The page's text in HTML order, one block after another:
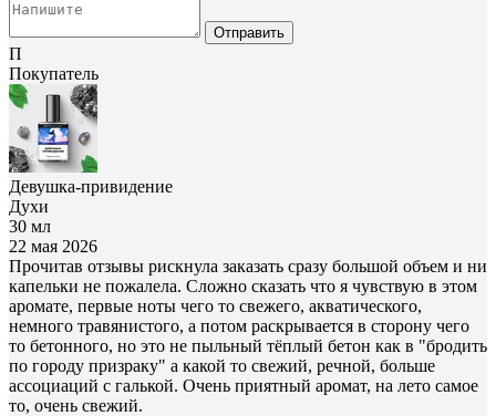
Отправить
П
Покупатель
Девушка-привидение
Духи
30 мл
22 мая 2026
Прочитав отзывы рискнула заказать сразу большой объем и ни
капельки не пожалела. Сложно сказать что я чувствую в этом
аромате, первые ноты чего то свежего, акватического,
немного травянистого, а потом раскрывается в сторону чего
то бетонного, но это не пыльный тёплый бетон как в "бродить
по городу призраку" а какой то свежий, речной, больше
ассоциаций с галькой. Очень приятный аромат, на лето самое
то, очень свежий.